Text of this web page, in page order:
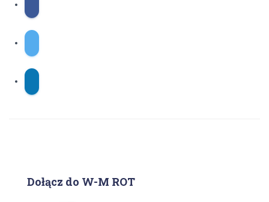
Dołącz do W-M ROT